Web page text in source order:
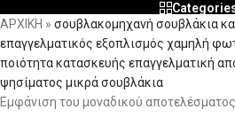
ΑΡΧΙΚΗ » σουβλακομηχανή σουβλάκια
επαγγελματικός εξοπλισμός χαμηλή
ποιότητα κατασκευής επαγγελματική
ψησίματος μικρά σουβλάκια
Εμφάνιση του μοναδικού αποτελέσματος